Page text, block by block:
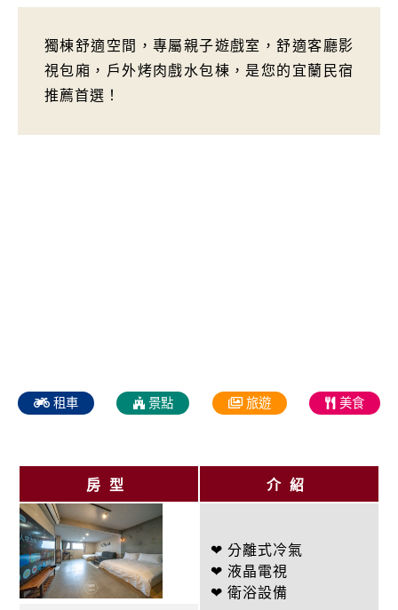
獨棟舒適空間，專屬親子遊戲室，舒適客廳影
視包廂，戶外烤肉戲水包棟，是您的宜蘭民宿
推薦首選！
租車 景點 旅遊 美食
房型 介紹
❤ 分離式冷氣
❤ 液晶電視
❤ 衛浴設備